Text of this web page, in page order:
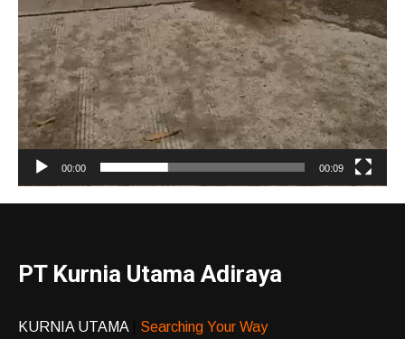
00:00 00:09
PT Kurnia Utama Adiraya
KURNIA UTAMA Searching Your Way